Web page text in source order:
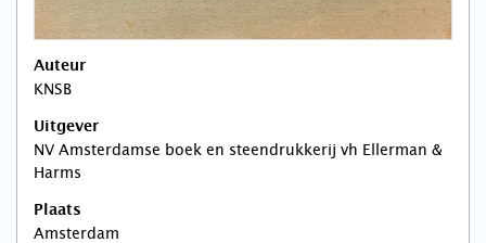
Auteur
KNSB
Uitgever
NV Amsterdamse boek en steendrukkerij vh Ellerman &
Harms
Plaats
Amsterdam